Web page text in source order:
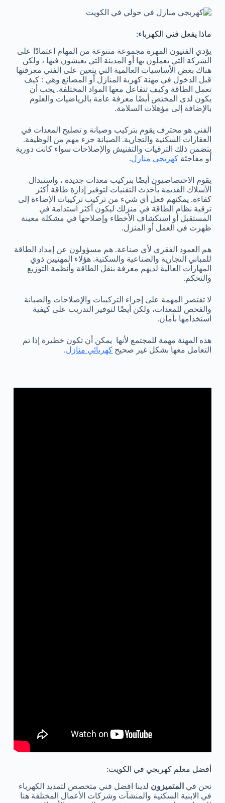
ماذا يفعل فني الكهرباء:
يؤدي الفنيون المهرة مجموعة متنوعة من المهام اعتمادًا على
الشركة التي يعملون بها أو المدينة التي يعيشون فيها ، ولكن
هناك بعض الأساسيات العالمية التي يتعين على الفني معرفتها
قبل الدخول في مهنة كهربة المنازل أو المصانع وهي : كيف
تعمل الطاقة وكيف تتفاعل معها المواد المختلفة. يجب أن
يكون لدى المختص أيضًا معرفة عامة بالرياضيات والعلوم
بالإضافة إلى مؤهلات السلامة.
الفني هو محترف يقوم بتركيب وصيانة و تصليح المعدات في
العقارات السكنية والتجارية. الصيانة جزء مهم من الوظيفة.
يتضمن ذلك الترقيات والتفتيش والإصلاحات سواء كانت دورية
أو مفاجئة كهربجي منازل.
يقوم الاختصاصيون أيضًا بتركيب معدات جديدة ، واستبدال
الأسلاك القديمة بأحدث التقنيات لتوفير إدارة طاقة أكثر
كفاءة. يمكنهم فعل أي شيء من تركيب تركيبات الإضاءة إلى
ترقية نظام الطاقة في منزلك ليكون أكثر استدامة في
المستقبل أو استكشاف الأخطاء وإصلاحها في مشكلة معينة
ظهرت في العمل أو المنزل.
هم العمود الفقري لأي صناعة. هم مسؤولون عن إمداد الطاقة
للمباني التجارية والصناعية والسكنية. هؤلاء المهنيين ذوي
المهارات العالية لديهم معرفة بنقل الطاقة وأنظمة التوزيع
والتحكم.
لا تقتصر المهمة على إجراء التركيبات والإصلاحات والصيانة
والفحص للمعدات، ولكن أيضًا لتوفير التدريب على كيفية
استخدامها بأمان.
هذه المهنة مهمة للمجتمع لأنها يمكن أن تكون خطيرة إذا تم
التعامل معها بشكل غير صحيح كهربائي منازل.
أفضل معلم كهربجي في الكويت:
نحن في المتميزون لدينا افضل فني متخصص لتمديد الكهرباء
في الابنية السكنية والمنشآت وشركات الأعمال المختلفة هنا